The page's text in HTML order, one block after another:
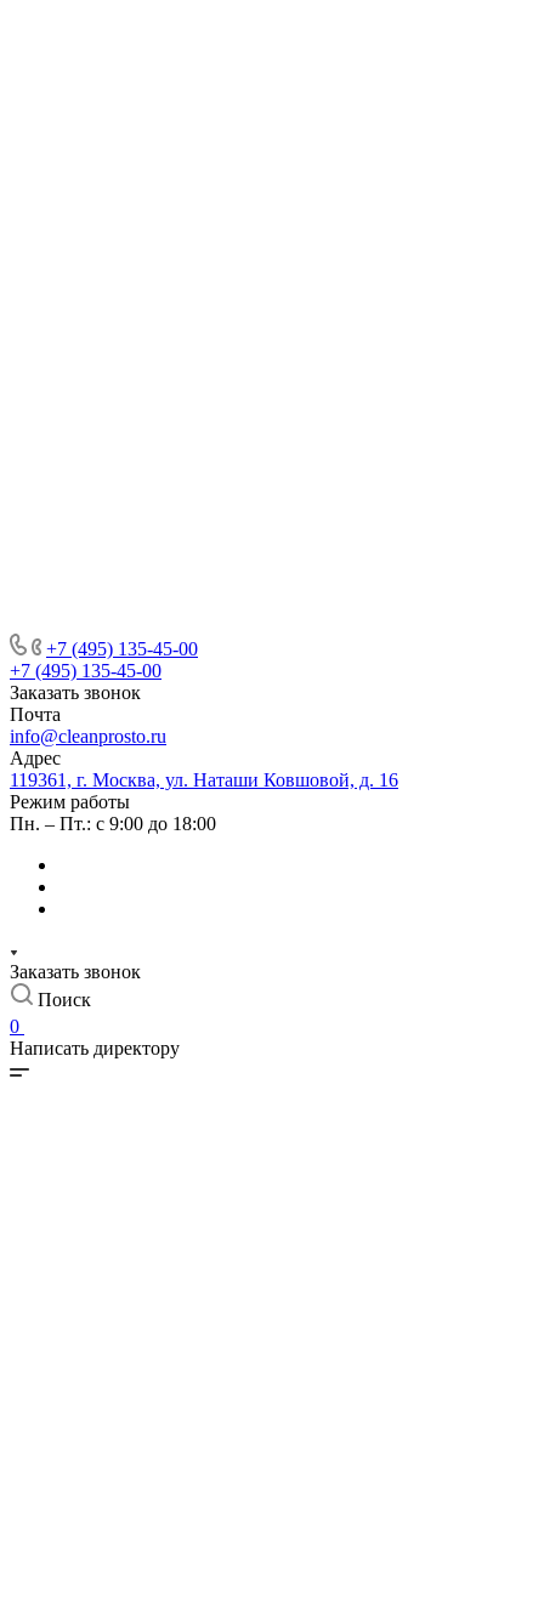
+7 (495) 135-45-00
+7 (495) 135-45-00
Заказать звонок
Почта
info@cleanprosto.ru
Адрес
119361, г. Москва, ул. Наташи Ковшовой, д. 16
Режим работы
Пн. – Пт.: с 9:00 до 18:00
Заказать звонок
Поиск
0
Написать директору